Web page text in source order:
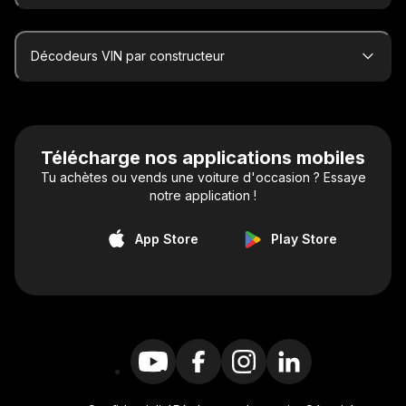
Décodeurs VIN par constructeur
Télécharge nos applications mobiles
Tu achètes ou vends une voiture d'occasion ? Essaye
notre application !
App Store Play Store